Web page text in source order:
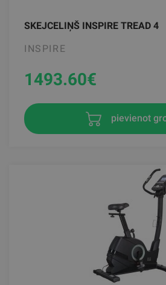
SKEJCELIŅŠ INSPIRE TREAD 4
INSPIRE
1493.60€
pievienot